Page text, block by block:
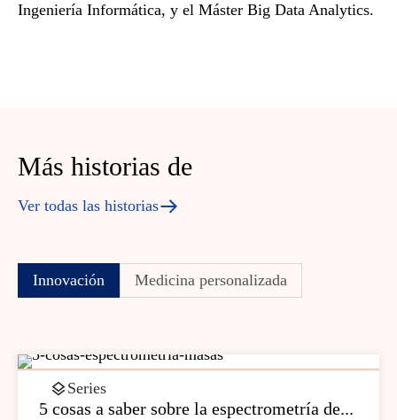
Ingeniería Informática, y el Máster Big Data Analytics.
Más historias de
Ver todas las historias
Innovación Medicina personalizada
Series
5 cosas a saber sobre la espectrometría de...